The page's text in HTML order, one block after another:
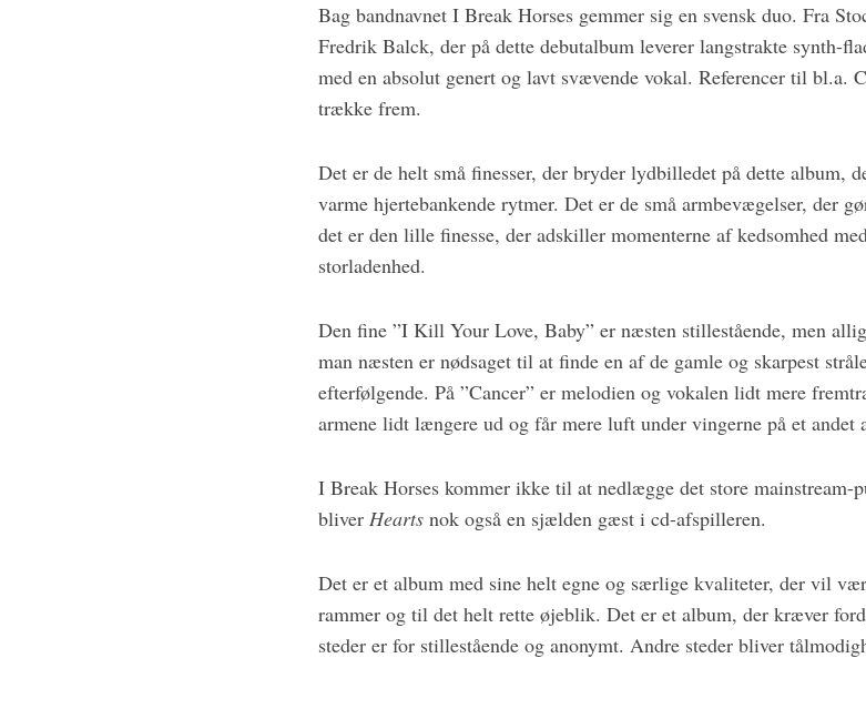
Bag bandnavnet I Break Horses gemmer sig en svensk duo. Fra
Fredrik Balck, der på dette debutalbum leverer langstrakte synth-
med en absolut genert og lavt svævende vokal. Referencer til bl.a.
trække frem.
Det er de helt små finesser, der bryder lydbilledet på dette album,
varme hjertebankende rytmer. Det er de små armbevægelser, der
det er den lille finesse, der adskiller momenterne af kedsomhed
storladenhed.
Den fine ”I Kill Your Love, Baby” er næsten stillestående, men
man næsten er nødsaget til at finde en af de gamle og skarpest
efterfølgende. På ”Cancer” er melodien og vokalen lidt mere
armene lidt længere ud og får mere luft under vingerne på et andet
I Break Horses kommer ikke til at nedlægge det store
bliver Hearts nok også en sjælden gæst i cd-afspilleren.
Det er et album med sine helt egne og særlige kvaliteter, der vil
rammer og til det helt rette øjeblik. Det er et album, der kræver
steder er for stillestående og anonymt. Andre steder bliver